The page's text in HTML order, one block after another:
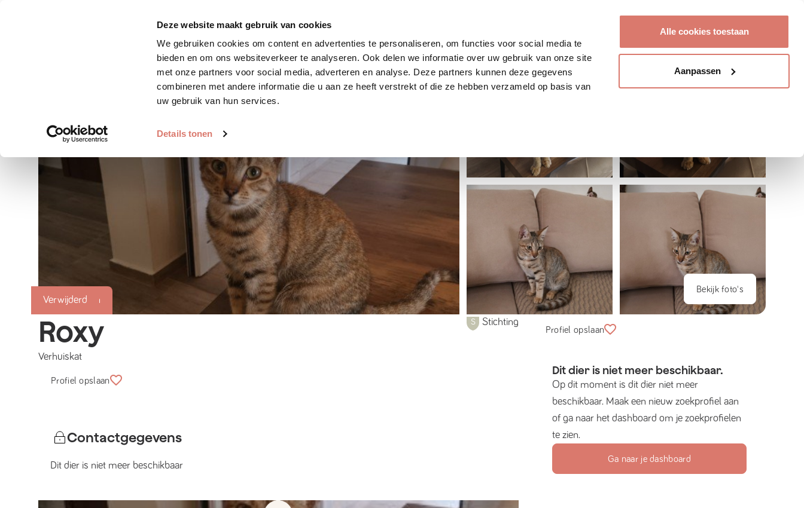
Deze website maakt gebruik van cookies
We gebruiken cookies om content en advertenties te personaliseren, om functies voor social media te
bieden en om ons websiteverkeer te analyseren. Ook delen we informatie over uw gebruik van onze site
met onze partners voor social media, adverteren en analyse. Deze partners kunnen deze gegevens
combineren met andere informatie die u aan ze heeft verstrekt of die ze hebben verzameld op basis van
uw gebruik van hun services.
Details tonen
Alle cookies toestaan
Aanpassen
Zoek huisdier Plaats huisdier Hoe werkt het?
Succesmatch
Verwijderd
Bekijk foto's
Roxy
Verhuiskat
Stichting
Profiel opslaan
Contactgegevens
Dit dier is niet meer beschikbaar
Profiel opslaan
Dit dier is niet meer beschikbaar.
Op dit moment is dit dier niet meer
beschikbaar. Maak een nieuw zoekprofiel aan
of ga naar het dashboard om je zoekprofielen
te zien.
Ga naar je dashboard